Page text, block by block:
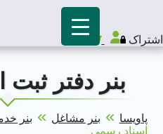
اشتراک
بنر دفتر
پاویسا » بنر مشاغل » بنر
اسناد رسمی